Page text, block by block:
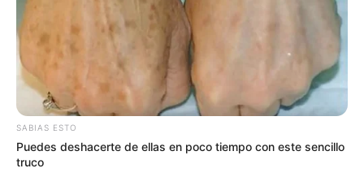
CORONAVIRUS
Pille puntos de vacunación
del Covid-19 en Bogotá:
bicho sigue contagiando
SABIAS ESTO
Puedes deshacerte de ellas en poco tiempo con este sencillo
truco